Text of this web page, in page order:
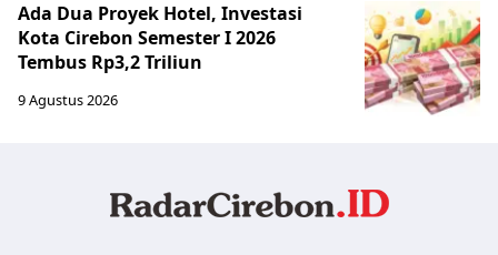
Ada Dua Proyek Hotel, Investasi
Kota Cirebon Semester I 2026
Tembus Rp3,2 Triliun
9 Agustus 2026